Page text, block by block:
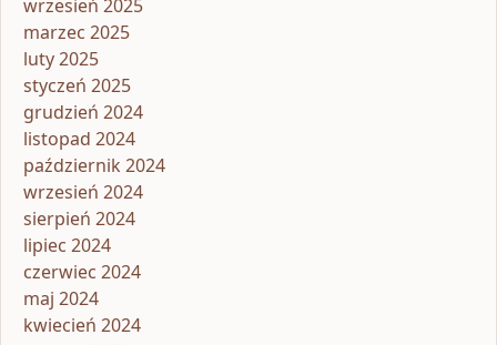
wrzesień 2025
marzec 2025
luty 2025
styczeń 2025
grudzień 2024
listopad 2024
październik 2024
wrzesień 2024
sierpień 2024
lipiec 2024
czerwiec 2024
maj 2024
kwiecień 2024